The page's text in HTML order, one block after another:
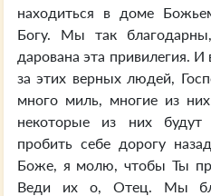
находиться в доме
Богу. Мы так
дарована эта привилегия.
за этих верных людей,
много миль, многие из
некоторые из них будут
пробить себе дорогу
Боже, я молю, чтобы Ты
Веди их о, Отец. Мы